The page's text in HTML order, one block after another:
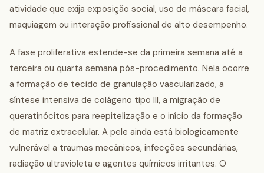
atividade que exija exposição social, uso de máscara facial,
maquiagem ou interação profissional de alto desempenho.
A fase proliferativa estende-se da primeira semana até a
terceira ou quarta semana pós-procedimento. Nela ocorre
a formação de tecido de granulação vascularizado, a
síntese intensiva de colágeno tipo III, a migração de
queratinócitos para reepitelização e o início da formação
de matriz extracelular. A pele ainda está biologicamente
vulnerável a traumas mecânicos, infecções secundárias,
radiação ultravioleta e agentes químicos irritantes. O